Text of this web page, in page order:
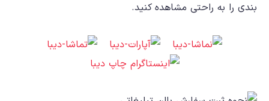
بندی را به راحتی مشاهده کنید.